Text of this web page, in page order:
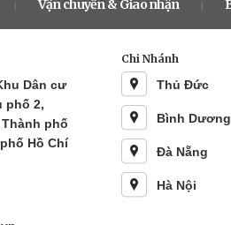
| Vận chuyển & Giao nhận |
Dân cư
phố 2,
phố
Hồ Chí
Chi Nhánh
Thủ Đức
Bình Dương
Đà Nẵng
Hà Nội